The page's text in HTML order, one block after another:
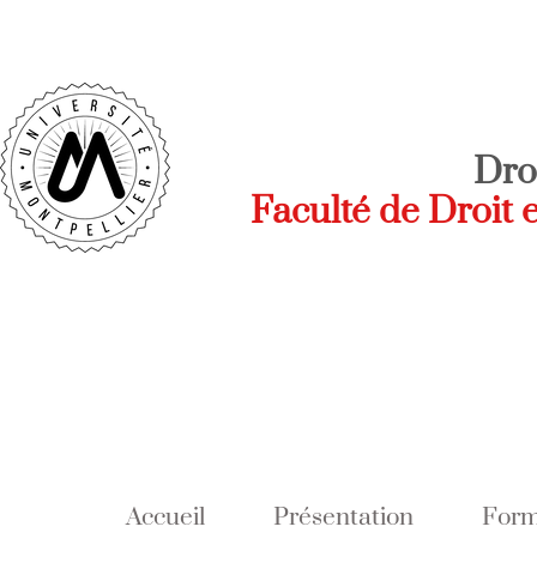
Faculté de Droit
Accueil Présentation